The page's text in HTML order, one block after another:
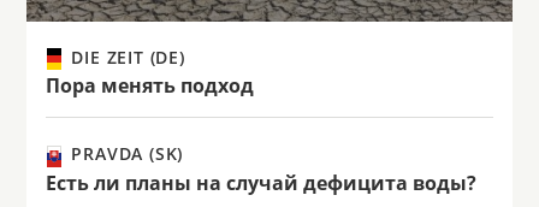
DIE ZEIT (DE)
Пора менять подход
PRAVDA (SK)
Есть ли планы на случай дефицита воды?